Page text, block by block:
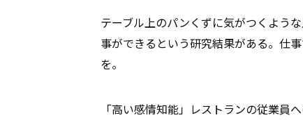
テーブル上のパンくずに気がつくよう
事ができるという研究結果がある。仕
を。
「高い感情知能」レストランの従業員